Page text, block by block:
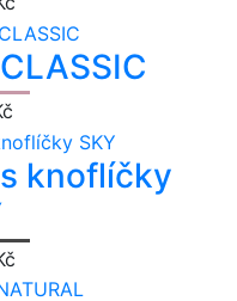
knoflíčky